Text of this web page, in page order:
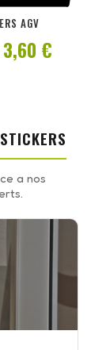
AGV
3,60 €
a nos